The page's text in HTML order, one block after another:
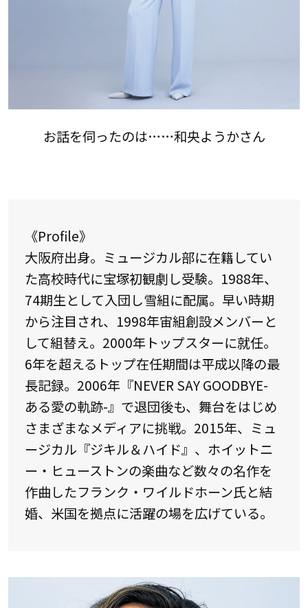
お話を伺ったのは……和央ようかさん
《Profile》
大阪府出身。ミュージカル部に在籍してい
た高校時代に宝塚初観劇し受験。1988年、
74期生として入団し雪組に配属。早い時期
から注目され、1998年宙組創設メンバーと
して組替え。2000年トップスターに就任。
6年を超えるトップ在任期間は平成以降の最
長記録。2006年『NEVER SAY GOODBYE-
ある愛の軌跡-』で退団後も、舞台をはじめ
さまざまなメディアに挑戦。2015年、ミュ
ージカル『ジキル＆ハイド』、ホイットニ
ー・ヒューストンの楽曲など数々の名作を
作曲したフランク・ワイルドホーン氏と結
婚、米国を拠点に活躍の場を広げている。